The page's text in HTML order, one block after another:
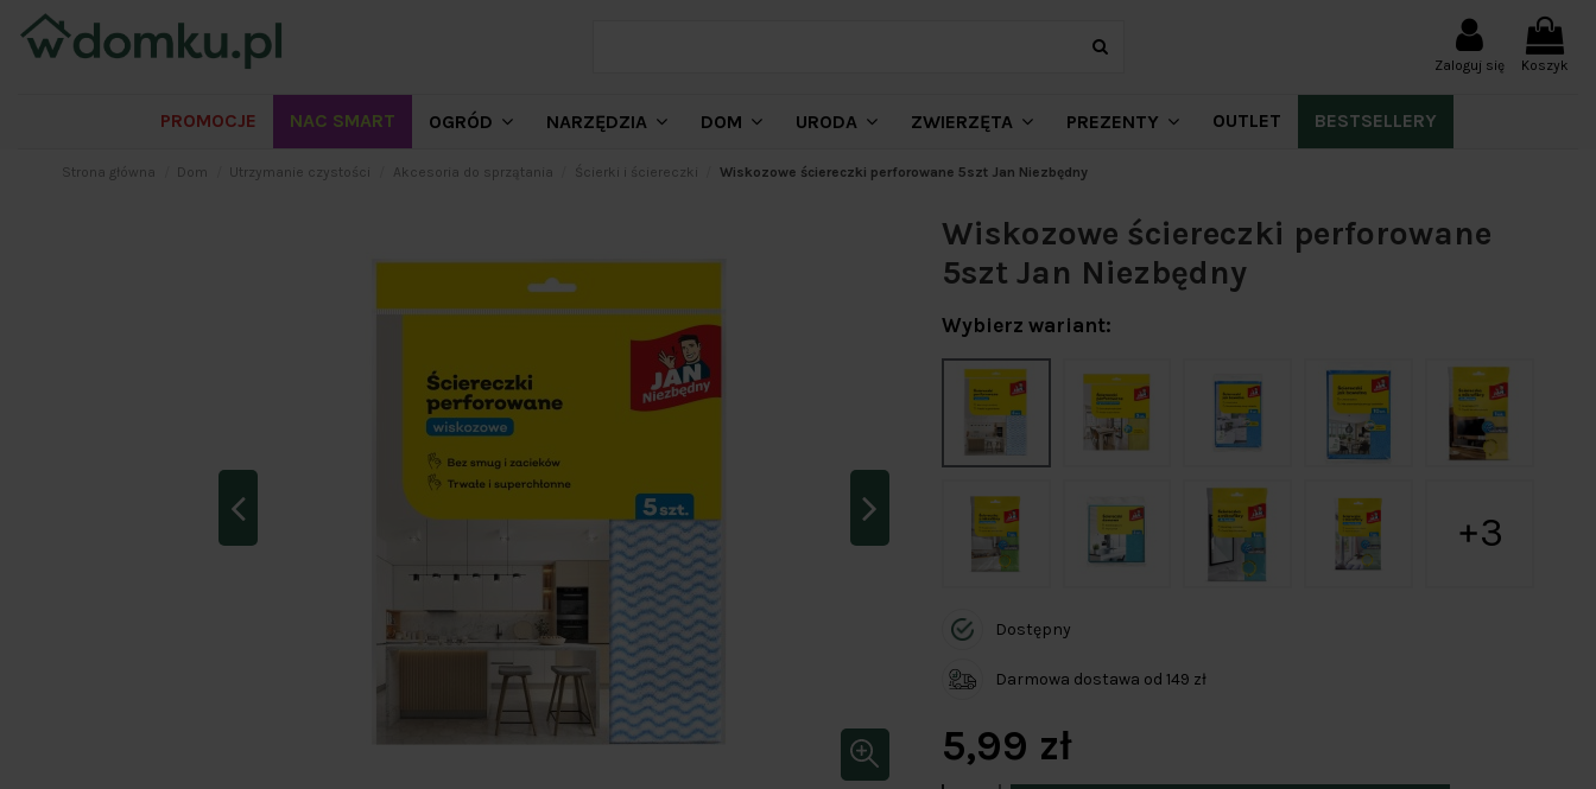
Zaloguj się Koszyk
PROMOCJE NAC SMART OGRÓD NARZĘDZIA DOM URODA ZWIERZĘTA PREZENTY OUTLET BESTSELLERY
Strona główna Dom Utrzymanie czystości Akcesoria do sprzątania Ścierki i ściereczki Wiskozowe ściereczki perforowane 5szt Jan Niezbędny
Wiskozowe ściereczki perforowane
5szt Jan Niezbędny
Wybierz wariant:
3
Dostępny
Darmowa dostawa od 149 zł
5,99 zł